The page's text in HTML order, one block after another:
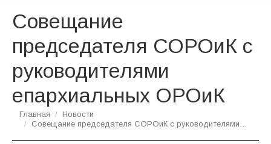
Совещание
председателя СОРОиК с
руководителями
епархиальных ОРОиК
Вы здесь:
Главная
Новости
Совещание председателя СОРОиК с руководителями…